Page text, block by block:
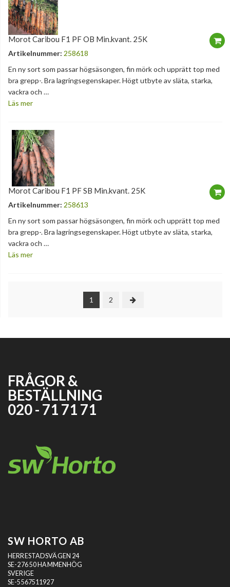
Morot Caribou F1 PF OB Min.kvant. 25K
Artikelnummer: 258618
En ny sort som passar högsäsongen, fin mörk och upprätt top med
bra grepp-. Bra lagringsegenskaper. Högt utbyte av släta, starka,
vackra och …
Läs mer
Morot Caribou F1 PF SB Min.kvant. 25K
Artikelnummer: 258613
En ny sort som passar högsäsongen, fin mörk och upprätt top med
bra grepp-. Bra lagringsegenskaper. Högt utbyte av släta, starka,
vackra och …
Läs mer
1 2
FRÅGOR &
BESTÄLLNING
020 - 71 71 71
SW HORTO AB
HERRESTADSVÄGEN 24
SE-276 50 HAMMENHÖG
SVERIGE
SE-5567511927